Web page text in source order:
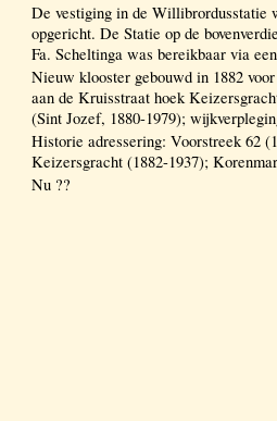
De vestiging in de Willibrordusstatie
opgericht. De Statie op de
Fa. Scheltinga was bereikbaar via
Nieuw klooster gebouwd in 1882
aan de Kruisstraat hoek
(Sint Jozef, 1880-1979);
Historie adressering: Voorstreek 62
Keizersgracht (1882-1937);
Nu ??